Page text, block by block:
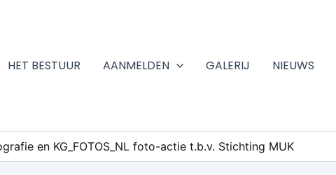
HET BESTUUR AANMELDEN GALERIJ NIEUWS
en KG_FOTOS_NL foto-actie t.b.v. Stichting MUK